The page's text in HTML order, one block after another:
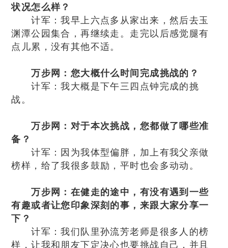
状况怎么样？
计军：我早上六点多从家出来，然后去玉
渊潭公园集合，再继续走。走完以后感觉腿有
点儿累，没有其他不适。
万步网：您大概什么时间完成挑战的？
计军：我大概是下午三四点钟完成的挑
战。
万步网：对于本次挑战，您都做了哪些准
备？
计军：因为我体型偏胖，加上有我父亲做
榜样，给了我很多鼓励，平时也会多动动。
万步网：在健走的途中，有没有遇到一些
有趣或者让您印象深刻的事，来跟大家分享一
下？
计军：我们队里孙流芳老师是很多人的榜
样，让我和朋友下定决心也要挑战自己，并且